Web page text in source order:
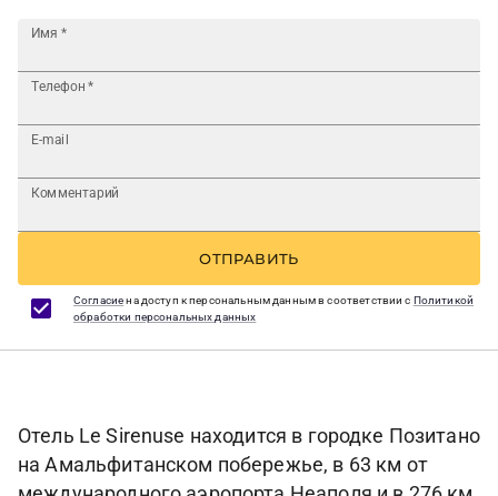
Имя *
Телефон *
E-mail
Комментарий
ОТПРАВИТЬ
Согласиена доступ к персональным данным в соответствии с Политикой
обработки персональных данных
Отель Le Sirenuse находится в городке Позитано
на Амальфитанском побережье, в 63 км от